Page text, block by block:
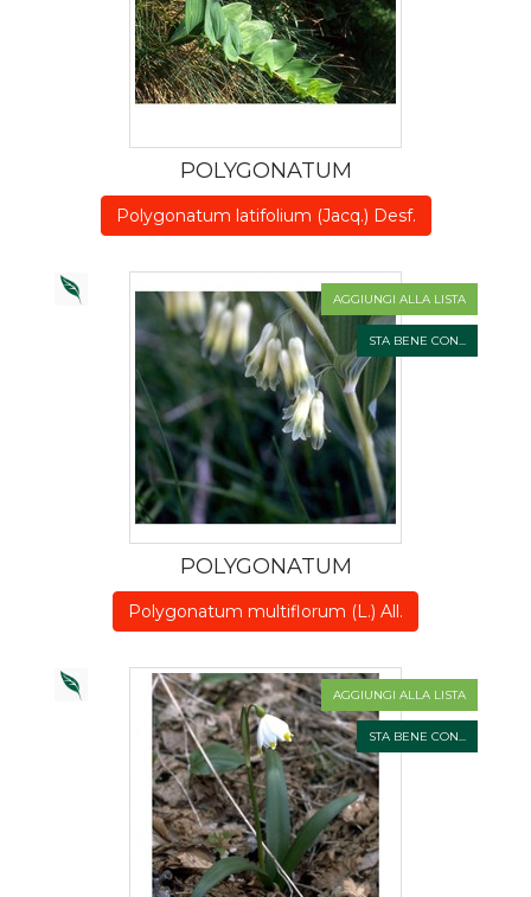
POLYGONATUM
Polygonatum latifolium (Jacq.) Desf.
AGGIUNGI ALLA LISTA
STA BENE CON...
POLYGONATUM
Polygonatum multiflorum (L.) All.
AGGIUNGI ALLA LISTA
STA BENE CON...